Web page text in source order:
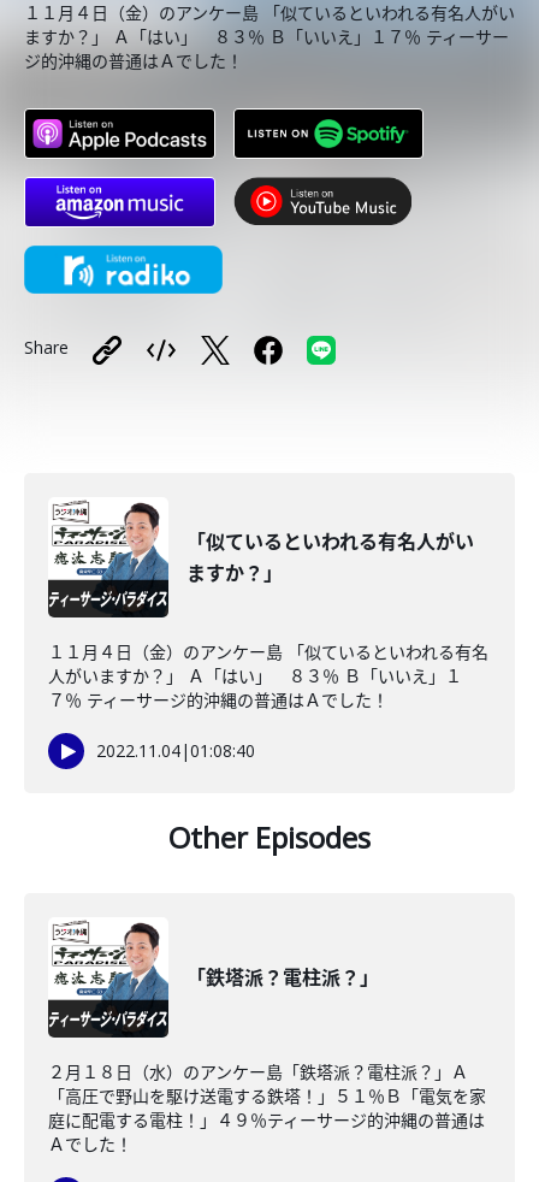
１１月４日（金）のアンケー島 「似ているといわれる有名人がい
ますか？」 Ａ「はい」 ８３％ Ｂ「いいえ」１７％ ティーサー
ジ的沖縄の普通はＡでした！
Share
「似ているといわれる有名人がい
ますか？」
１１月４日（金）のアンケー島 「似ているといわれる有名
人がいますか？」 Ａ「はい」 ８３％ Ｂ「いいえ」１
７％ ティーサージ的沖縄の普通はＡでした！
2022.11.04|01:08:40
Other Episodes
「鉄塔派？電柱派？」
２月１８日（水）のアンケー島「鉄塔派？電柱派？」Ａ
「高圧で野山を駆け送電する鉄塔！」５１％Ｂ「電気を家
庭に配電する電柱！」４９％ティーサージ的沖縄の普通は
Ａでした！